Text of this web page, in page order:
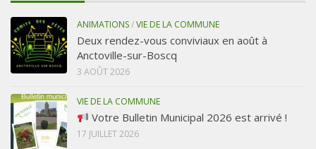
ANIMATIONS/VIE DE LA COMMUNE
Deux rendez-vous conviviaux en août à
Anctoville-sur-Boscq
3 AOÛT 2026
VIE DE LA COMMUNE
Votre Bulletin Municipal 2026 est arrivé !
17 JUILLET 2026